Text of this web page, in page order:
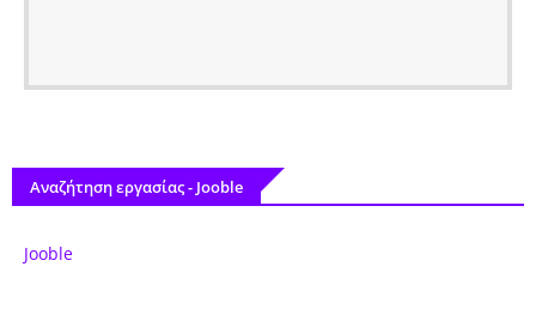
Αναζήτηση εργασίας - Jooble
Jooble